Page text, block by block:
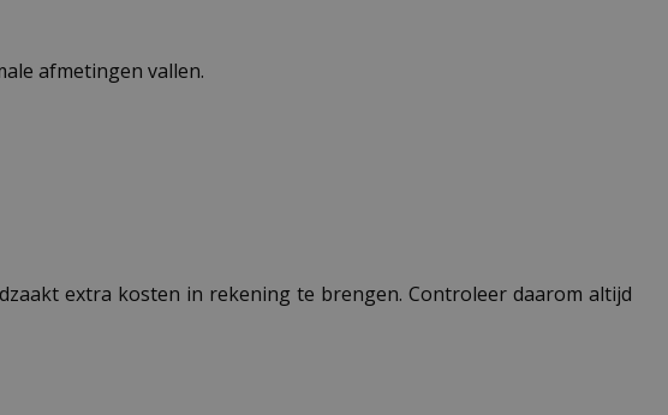
afmetingen vallen.
extra kosten in rekening te brengen. Controleer daarom altijd